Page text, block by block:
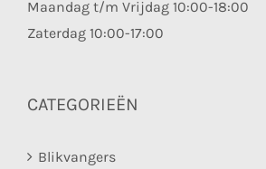
Maandag t/m Vrijdag 10:00-18:00
Zaterdag 10:00-17:00
CATEGORIEËN
Blikvangers